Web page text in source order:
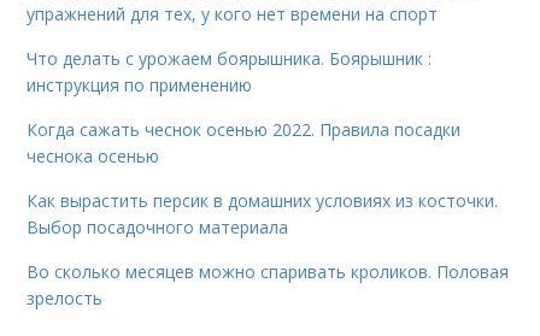
упражнений для тех, у кого нет времени на спорт
Что делать с урожаем боярышника. Боярышник :
инструкция по применению
Когда сажать чеснок осенью 2022. Правила посадки
чеснока осенью
Как вырастить персик в домашних условиях из косточки.
Выбор посадочного материала
Во сколько месяцев можно спаривать кроликов. Половая
зрелость